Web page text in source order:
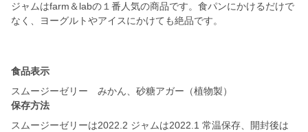
ジャムはfarm＆labの１番人気の商品です。食パンにかけるだけで
なく、ヨーグルトやアイスにかけても絶品です。
食品表示
スムージーゼリー みかん、砂糖アガー（植物製）
保存方法
スムージーゼリーは2022.2 ジャムは2022.1 常温保存、開封後は